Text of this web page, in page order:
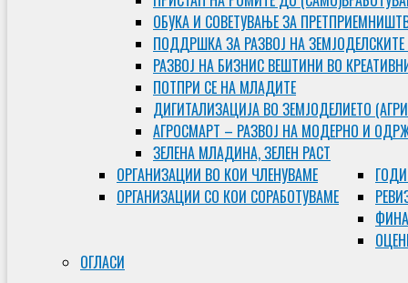
ОБУКА И СОВЕТУВАЊЕ ЗА
ПОДДРШКА ЗА РАЗВОЈ НА
РАЗВОЈ НА БИЗНИС ВЕШТИНИ ВО
ПОТПРИ СЕ НА МЛАДИТЕ
ДИГИТАЛИЗАЦИЈА ВО ЗЕМЈОДЕЛИЕТО
АГРОСМАРТ – РАЗВОЈ НА МОДЕРНО И
ЗЕЛЕНА МЛАДИНА, ЗЕЛЕН РАСТ
ОРГAНИЗАЦИИ ВО КОИ ЧЛЕНУВАМЕ
ОРГАНИЗАЦИИ СО КОИ СОРАБОТУВАМЕ
ОГЛАСИ